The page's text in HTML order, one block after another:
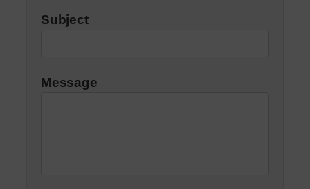
Subject
Message